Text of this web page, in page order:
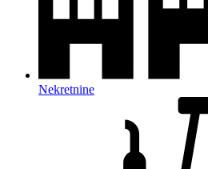
Nekretnine